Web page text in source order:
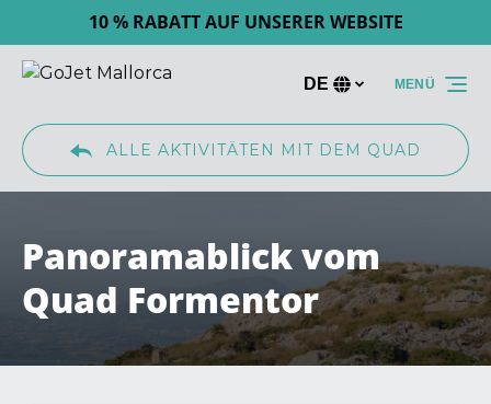
Zur Primärnavigation springen
Zum Inhalt springen
Zur Fußzeile springen
10 % RABATT AUF UNSERER WEBSITE
Sie
Ihre
Sprache
DE
ALLE AKTIVITÄTEN MIT DEM QUAD
MENÜ
Panoramablick vom
Quad Formentor